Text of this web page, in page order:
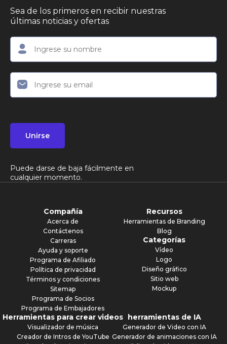
Sea de los primeros en recibir nuestras
últimas noticias y ofertas
Unirse
Puede darse de baja fácilmente en
cualquier momento.
Compañía
Acerca de
Contáctenos
Carreras
Ayuda y soporte
Programa de Afiliado
Política de privacidad
Términos y condiciones
Sitemap
Programa de Socios
Programa de Embajadores
Recursos
Herramientas de Branding
Blog
Categorías
Vídeo
Logo
Diseño gráfico
Sitio web
Mockup
Herramientas para crear videos
Visualizador de música
Creador de Intros de YouTube
herramientas de IA
Generador de Video con IA
Generador de animaciones con IA